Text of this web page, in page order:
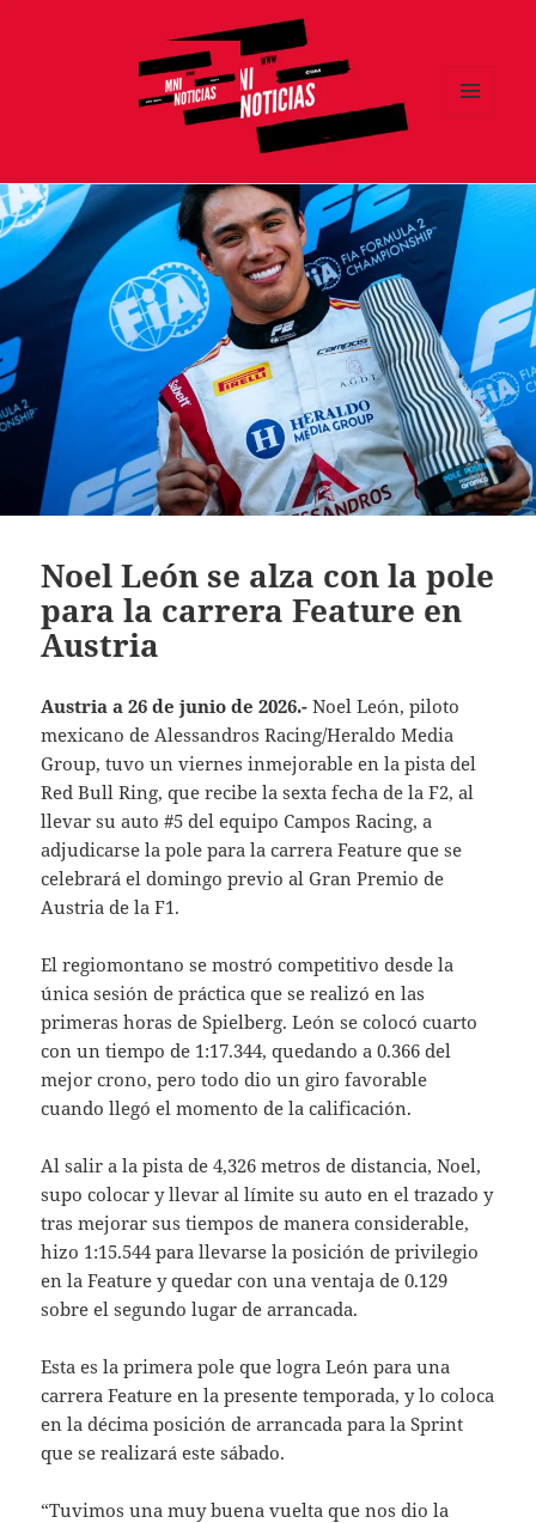
Noel León se alza con la pole
para la carrera Feature en
Austria
Austria a 26 de junio de 2026.- Noel León, piloto
mexicano de Alessandros Racing/Heraldo Media
Group, tuvo un viernes inmejorable en la pista del
Red Bull Ring, que recibe la sexta fecha de la F2, al
llevar su auto #5 del equipo Campos Racing, a
adjudicarse la pole para la carrera Feature que se
celebrará el domingo previo al Gran Premio de
Austria de la F1.
El regiomontano se mostró competitivo desde la
única sesión de práctica que se realizó en las
primeras horas de Spielberg. León se colocó cuarto
con un tiempo de 1:17.344, quedando a 0.366 del
mejor crono, pero todo dio un giro favorable
cuando llegó el momento de la calificación.
Al salir a la pista de 4,326 metros de distancia, Noel,
supo colocar y llevar al límite su auto en el trazado y
tras mejorar sus tiempos de manera considerable,
hizo 1:15.544 para llevarse la posición de privilegio
en la Feature y quedar con una ventaja de 0.129
sobre el segundo lugar de arrancada.
Esta es la primera pole que logra León para una
carrera Feature en la presente temporada, y lo coloca
en la décima posición de arrancada para la Sprint
que se realizará este sábado.
“Tuvimos una muy buena vuelta que nos dio la